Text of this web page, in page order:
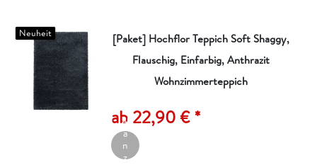
Neuheit
[Paket] Hochflor Teppich Soft Shaggy,
Flauschig, Einfarbig, Anthrazit
Wohnzimmerteppich
ab 22,90 € *
ik
el
a
n
z